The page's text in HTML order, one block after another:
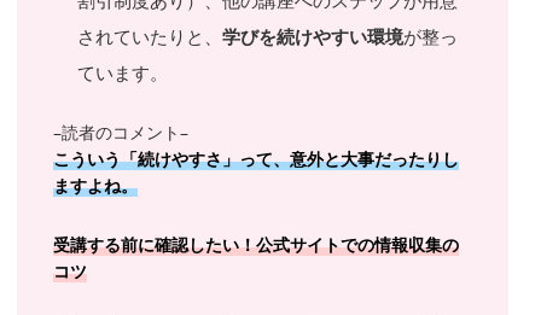
されていたりと、学びを続けやすい環境が整っ
ています。
–読者のコメント–
こういう「続けやすさ」って、意外と大事だったりし
ますよね。
受講する前に確認したい！公式サイトでの情報収集の
コツ